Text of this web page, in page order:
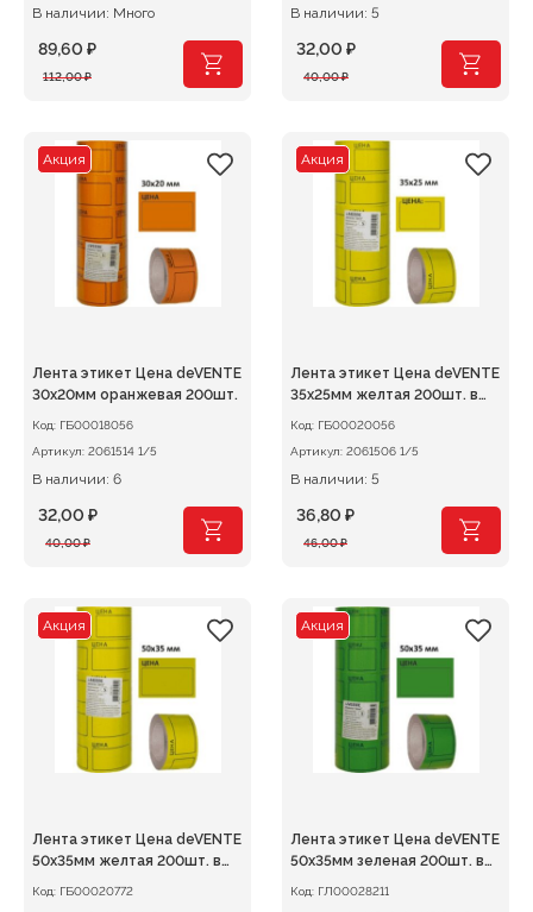
В наличии: Много
112,00₽
Первоначальная
112,00 ₽.
89,60 ₽
Текущая
В наличии: 5
40,00₽
Первоначальная
40,00 ₽.
32,00 ₽
Текущая
Акция
Лента этикет Цена deVENTE
30х20мм оранжевая 200шт.
Код: ГБ00018056
Артикул:
2061514 1/5
В наличии: 6
40,00₽
Первоначальная
40,00 ₽.
32,00 ₽
Текущая
Акция
Лента этикет Цена deVENTE
35х25мм желтая 200шт. в
Код: ГБ00020056
Артикул:
2061506 1/5
В наличии: 5
46,00₽
Первоначальная
46,00 ₽.
36,80 ₽
Текущая
Акция
Лента этикет Цена deVENTE
50х35мм желтая 200шт. в
Код: ГБ00020772
Акция
Лента этикет Цена deVENTE
50х35мм зеленая 200шт. в
Код: ГЛ00028211